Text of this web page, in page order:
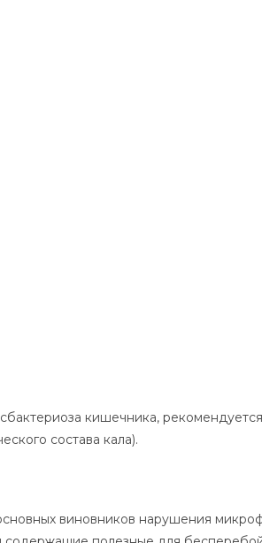
кишечника,
состава кала).
виновников нарушения